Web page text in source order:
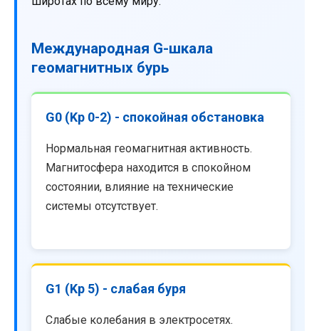
Международная G-шкала
геомагнитных бурь
G0 (Kp 0-2) - спокойная обстановка
Нормальная геомагнитная активность.
Магнитосфера находится в спокойном
состоянии, влияние на технические
системы отсутствует.
G1 (Kp 5) - слабая буря
Слабые колебания в электросетях.